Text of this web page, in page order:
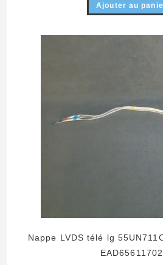
Ajouter au
Nappe LVDS télé lg
EAD65611702